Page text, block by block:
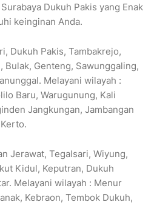
Dukuh Pakis yang Enak
keinginan Anda.
Dukuh Pakis, Tambakrejo,
Bulak, Genteng, Sawunggaling,
Melayani wilayah :
Baru, Warugunung, Kali
Jangkungan, Jambangan
Jerawat, Tegalsari, Wiyung,
Kidul, Keputran, Dukuh
Melayani wilayah : Menur
Kebraon, Tembok Dukuh,